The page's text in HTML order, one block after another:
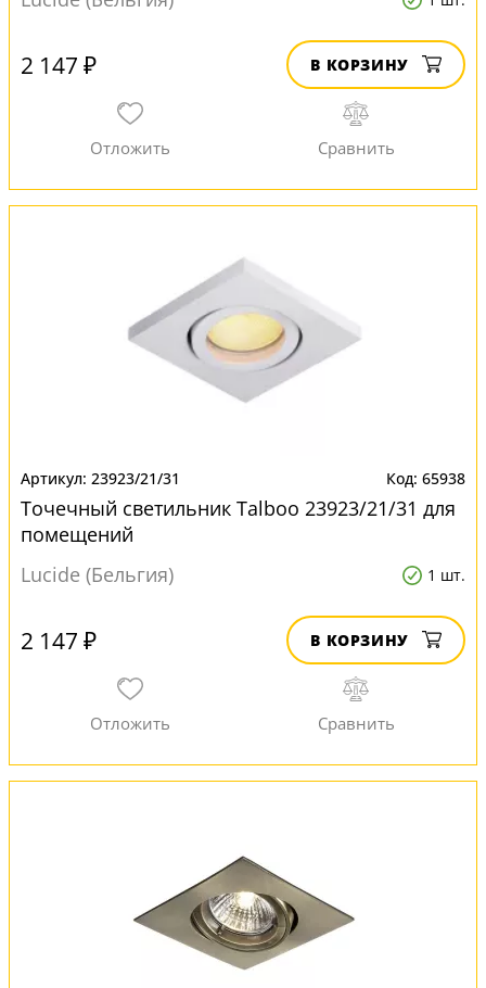
2 147 ₽ В КОРЗИНУ
23923/21/31 65938
Точечный светильник Talboo 23923/21/31 для
помещений
Lucide (Бельгия)
1 шт.
2 147 ₽ В КОРЗИНУ